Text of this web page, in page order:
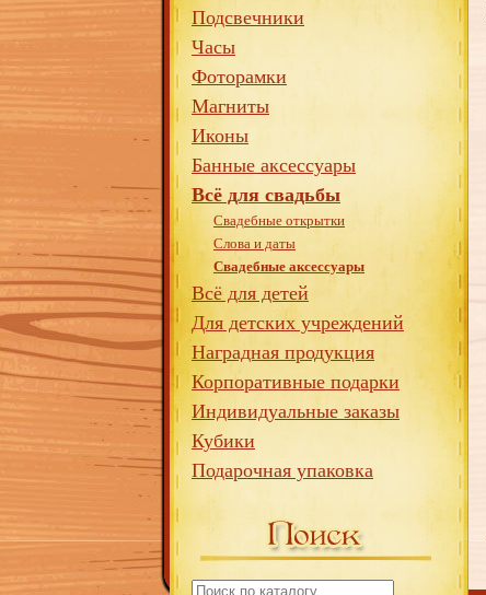
Подсвечники
Часы
Фоторамки
Магниты
Иконы
Банные аксессуары
Всё для свадьбы
Свадебные открытки
Слова и даты
Свадебные аксессуары
Всё для детей
Для детских учреждений
Наградная продукция
Корпоративные подарки
Индивидуальные заказы
Кубики
Подарочная упаковка